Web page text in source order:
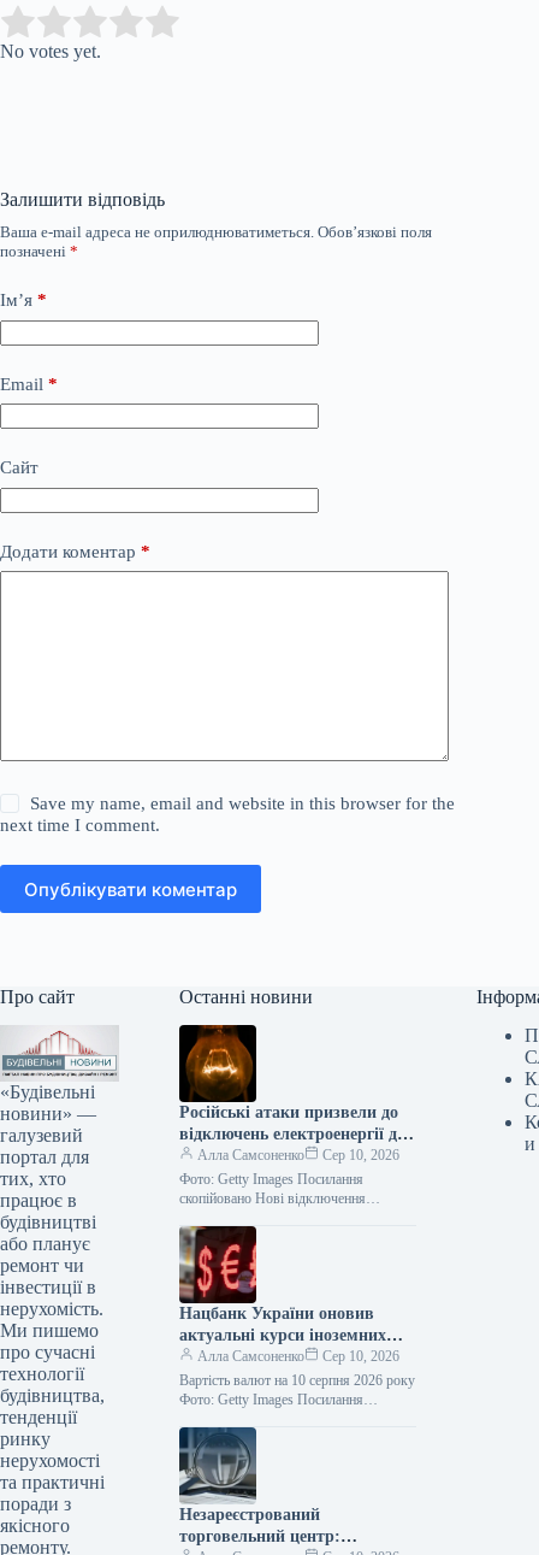
Rate this item:
No votes yet.
Залишити відповідь
Ваша e-mail адреса не оприлюднюватиметься. Обов’язкові поля
позначені *
Ім’я *
Email *
Сайт
Додати коментар *
Save my name, email and website in this browser for the
next time I comment.
Опублікувати коментар
Про сайт
«Будівельні
новини» —
галузевий
портал для
тих, хто
працює в
будівництві
або планує
ремонт чи
інвестиції в
нерухомість.
Ми пишемо
про сучасні
технології
будівництва,
тенденції
ринку
нерухомості
та практичні
поради з
якісного
ремонту.
Останні новини
Російські атаки призвели до
відключень електроенергії для
споживачів у чотирьох
регіонах.
Алла Самсоненко
Сер 10, 2026
Фото: Getty Images Посилання
скопійовано Нові відключення
Донецькій, Дніпропетровській,
Харківській та Сумській областях
через ворожі обстріли. Цю…
Нацбанк України оновив
актуальні курси іноземних
валют станом на 10 серпня
Алла Самсоненко
Сер 10, 2026
Вартість валют на 10 серпня 2026 року
Фото: Getty Images Посилання
оновили обмінні курси на 10 серпня:…
Незареєстрований
торговельний центр:
и